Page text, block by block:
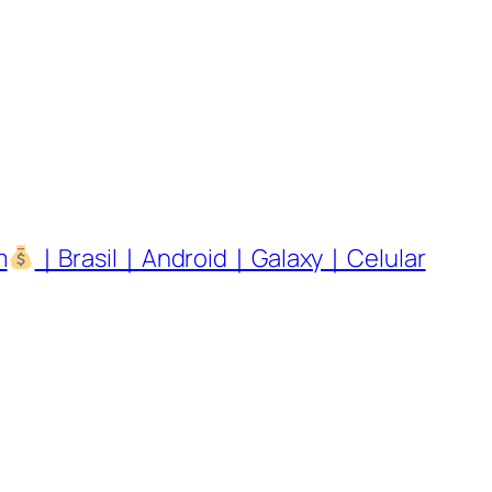
｜Brasil｜Android｜Galaxy｜Celular